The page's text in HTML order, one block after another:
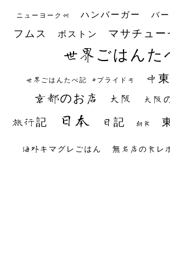
ニューヨーク州 ハンバーガー バー
フムス ボストン マサチュー
世界ごはんた
世界ごはんたべ記 #プライド号 中
京都のお店 大阪 大阪
旅行記 日本 日記 朝食
海外キマグレごはん 無名店の食レ